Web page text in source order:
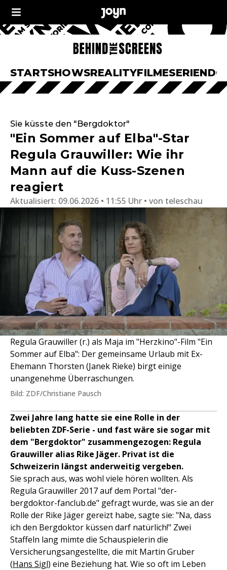
STARTSHOWSREALITYFILMESERIEN
Sie küsste den "Bergdoktor"
"Ein Sommer auf Elba"-Star
Regula Grauwiller: Wie ihr
Mann auf die Kuss-Szenen
reagiert
Aktualisiert: 09.06.2026 • 11:55 Uhr von teleschau
Regula Grauwiller (r.) als Maja im "Herzkino"-Film "Ein
Sommer auf Elba": Der gemeinsame Urlaub mit Ex-
Ehemann Thorsten (Janek Rieke) birgt einige
unangenehme Überraschungen.
Bild: ZDF/Christiane Pausch
Zwei Jahre lang hatte sie eine Rolle in der
beliebten ZDF-Serie - und fast wäre sie sogar mit
dem "Bergdoktor" zusammengezogen: Regula
Grauwiller alias Rike Jäger. Privat ist die
Schweizerin längst anderweitig vergeben.
Sie sprach aus, was wohl viele hören wollten. Als
Regula Grauwiller 2017 auf dem Portal "der-
bergdoktor-fanclub.de" gefragt wurde, was sie an der
Rolle der Rike Jäger gereizt habe, sagte sie: "Na, dass
ich den Bergdoktor küssen darf natürlich!" Zwei
Staffeln lang mimte die Schauspielerin die
Versicherungsangestellte, die mit Martin Gruber
(Hans Sigl) eine Beziehung hat. Wie so oft im Leben